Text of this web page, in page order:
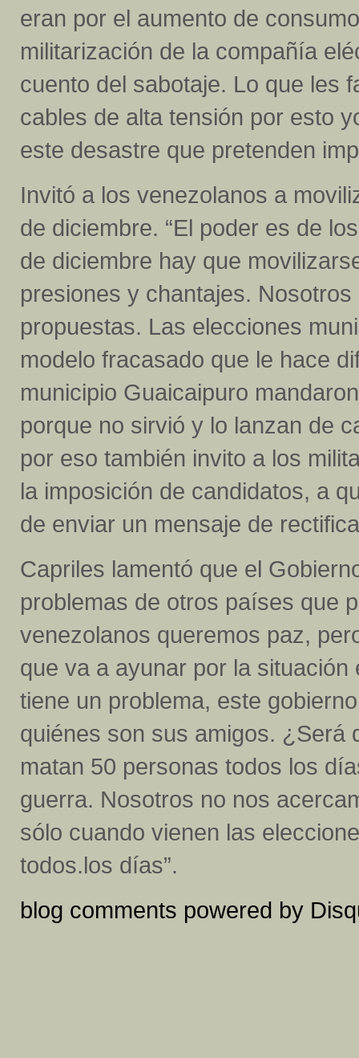
eran por el aumento de
militarización de la compañía
cuento del sabotaje. Lo que les
cables de alta tensión por esto
este desastre que pretenden
Invitó a los venezolanos a
de diciembre. “El poder es de
de diciembre hay que
presiones y chantajes.
propuestas. Las elecciones
modelo fracasado que le hace
municipio Guaicaipuro
porque no sirvió y lo lanzan de
por eso también invito a los
la imposición de candidatos, a
de enviar un mensaje de
Capriles lamentó que el
problemas de otros países que
venezolanos queremos paz,
que va a ayunar por la
tiene un problema, este
quiénes son sus amigos. ¿Será
matan 50 personas todos los
guerra. Nosotros no nos
sólo cuando vienen las
todos.los días”.
blog comments powered by